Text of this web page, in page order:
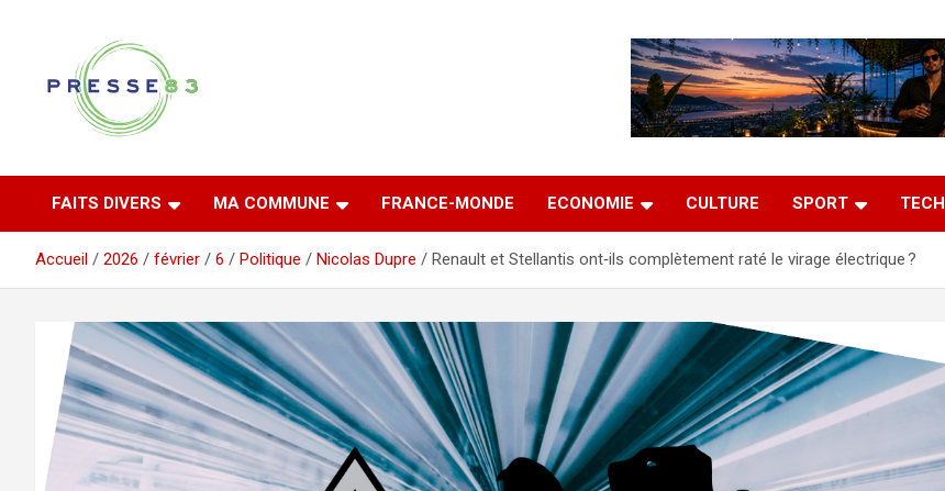
Presse 83
FAITS DIVERS MA COMMUNE FRANCE-MONDE ECONOMIE CULTURE SPORT TECH
Accueil 2026 février 6 Politique Nicolas Dupre Renault et Stellantis ont‑ils complètement raté le virage électrique ?